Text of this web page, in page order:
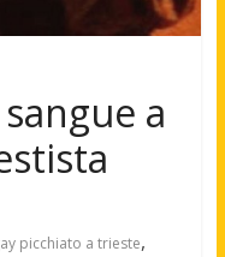
a
picchiato a trieste,